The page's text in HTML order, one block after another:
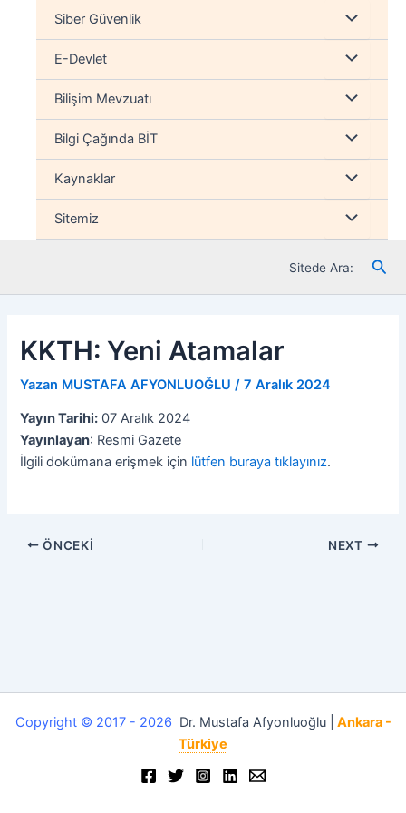
Siber Güvenlik Menu
düğmesi
E-Devlet Menu
düğmesi
Bilişim Mevzuatı Menu
düğmesi
Bilgi Çağında BİT Menu
düğmesi
Kaynaklar Menu
düğmesi
Sitemiz Menu
düğmesi
Sitede Ara:
KKTH: Yeni Atamalar
Yazan MUSTAFA AFYONLUOĞLU/7 Aralık 2024
Yayın Tarihi: 07 Aralık 2024
Yayınlayan: Resmi Gazete
İlgili dokümana erişmek için lütfen buraya tıklayınız.
ÖNCEKI NEXT
Copyright © 2017 - 2026 Dr. Mustafa Afyonluoğlu |
Ankara -
Türkiye